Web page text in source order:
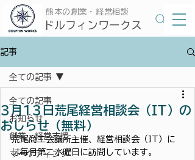
​ドルフィンワークス
​熊本の創業・経営相談
記事
全ての記事
お知らせ
創業・経営支援
マーケティング
全ての記事
3月13日荒尾経営相談会（IT）の
おしらせ（無料）
荒尾商工会議所主催、経営相談会（IT）に
は毎月第二水曜日に訪問しています。